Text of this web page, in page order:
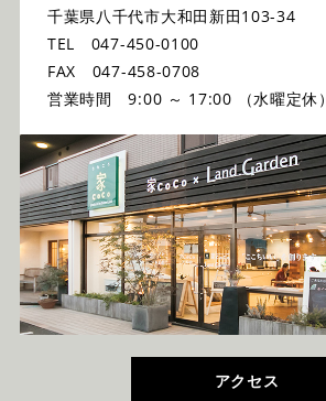
千葉県八千代市大和田新田103-34
TEL 047-450-0100
FAX 047-458-0708
営業時間 9:00 ～ 17:00 （水曜定休）
アクセス